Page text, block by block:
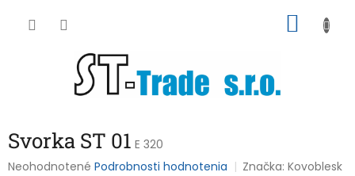
Svorka ST 01 E 320
Priemerné
Neohodnotené Podrobnosti hodnotenia Značka:Kovoblesk